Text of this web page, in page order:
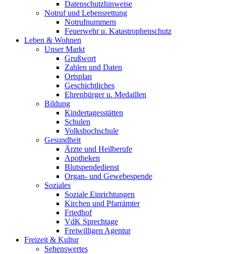
Datenschutzhinweise
Notruf und Lebensrettung
Notrufnummern
Feuerwehr u. Katastrophenschutz
Leben & Wohnen
Unser Markt
Grußwort
Zahlen und Daten
Ortsplan
Geschichtliches
Ehrenbürger u. Medaillen
Bildung
Kindertagesstätten
Schulen
Volkshochschule
Gesundheit
Ärzte und Heilberufe
Apotheken
Blutspendedienst
Organ- und Gewebespende
Soziales
Soziale Einrichtungen
Kirchen und Pfarrämter
Friedhof
VdK Sprechtage
Freiwilligen Agentur
Freizeit & Kultur
Sehenswertes